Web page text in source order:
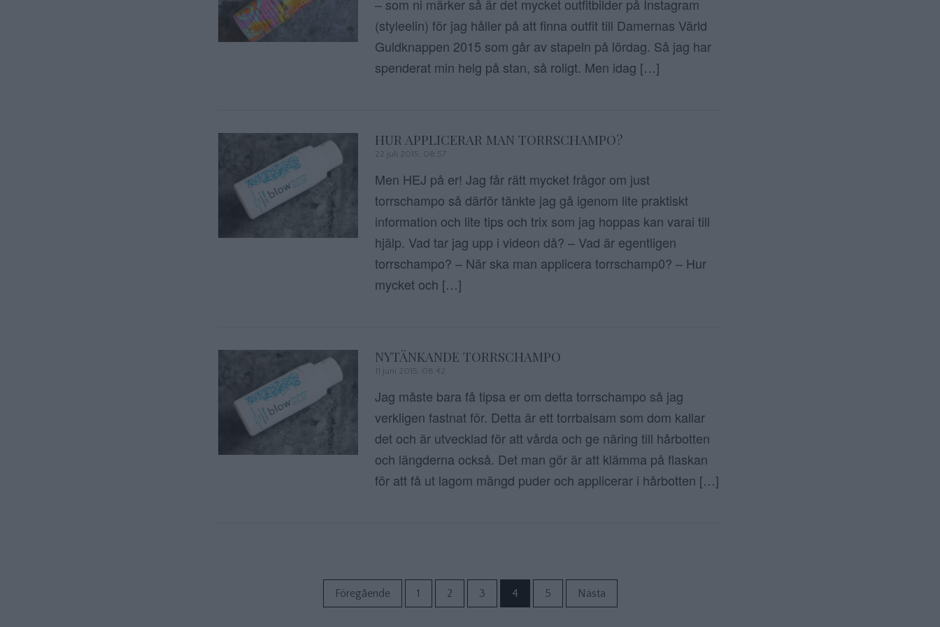
– som ni märker så är det mycket outfitbilder på Instagram
(styleelin) för jag håller på att finna outfit till Damernas Värld
Guldknappen 2015 som går av stapeln på lördag. Så jag har
spenderat min helg på stan, så roligt. Men idag […]
HUR APPLICERAR MAN TORRSCHAMPO?
22 juli 2015, 08:57
Men HEJ på er! Jag får rätt mycket frågor om just
torrschampo så därför tänkte jag gå igenom lite praktiskt
information och lite tips och trix som jag hoppas kan varai till
hjälp. Vad tar jag upp i videon då? – Vad är egentligen
torrschampo? – När ska man applicera torrschamp0? – Hur
mycket och […]
NYTÄNKANDE TORRSCHAMPO
11 juni 2015, 08:42
Jag måste bara få tipsa er om detta torrschampo så jag
verkligen fastnat för. Detta är ett torrbalsam som dom kallar
det och är utvecklad för att vårda och ge näring till hårbotten
och längderna också. Det man gör är att klämma på flaskan
för att få ut lagom mängd puder och applicerar i hårbotten […]
Föregående 1 2 3 4 5 Nästa